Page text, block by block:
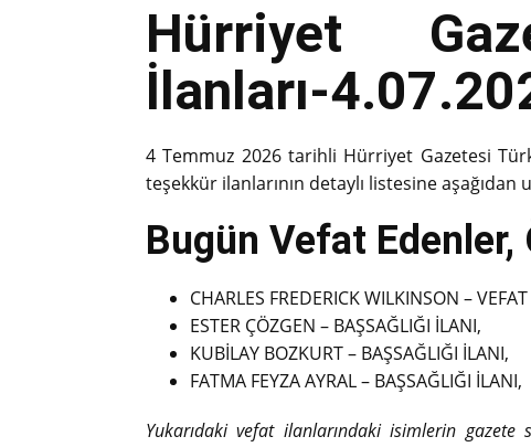
Hürriyet
İlanları-
4 Temmuz 2026 tarihli Hürriyet Gazetesi
teşekkür ilanlarının detaylı listesine aşağıdan
Bugün Vefat Edenler,
CHARLES FREDERICK WILKINSON –
ESTER ÇÖZGEN – BAŞSAĞLIĞI İLANI,
KUBİLAY BOZKURT – BAŞSAĞLIĞI İLANI,
FATMA FEYZA AYRAL – BAŞSAĞLIĞI İLANI,
Yukarıdaki vefat ilanlarındaki isimlerin gazete